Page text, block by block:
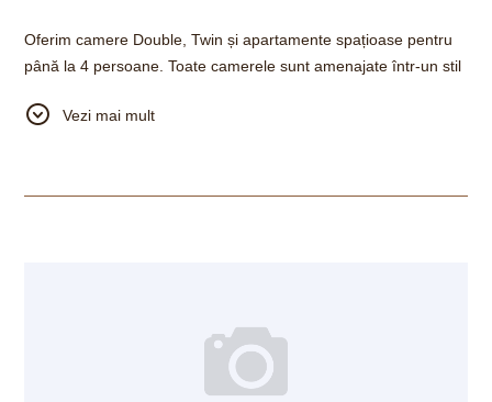
Oferim camere Double, Twin și apartamente spațioase pentru
până la 4 persoane. Toate camerele sunt amenajate într-un stil
pentru un sejur confortabil.
Vezi mai mult